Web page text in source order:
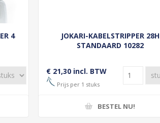
4
JOKARI-KABELSTRIPPER 28H
STANDAARD 10282
€ 21,30 incl. BTW
Prijs per 1 stuks
BESTEL NU!